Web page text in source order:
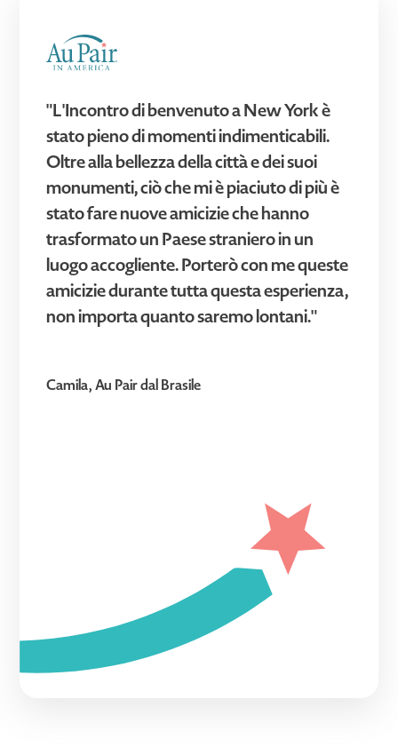
"L'Incontro di benvenuto a New York è
stato pieno di momenti indimenticabili.
Oltre alla bellezza della città e dei suoi
monumenti, ciò che mi è piaciuto di più è
stato fare nuove amicizie che hanno
trasformato un Paese straniero in un
luogo accogliente. Porterò con me queste
amicizie durante tutta questa esperienza,
non importa quanto saremo lontani."
Camila, Au Pair dal Brasile